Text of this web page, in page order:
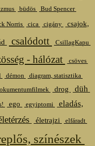
büdös Bud Spencer
Norris cica cigány csajok,
csalódott CsillagKapu
- hálózat csöves
démon diagram, statisztika
drog düh
ego egyiptomi
eladás,
életrajzi elfáradt
színészek